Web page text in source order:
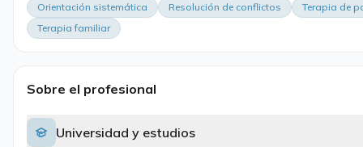
Orientación sistemática
Resolución de conflictos
Terapia de
Terapia familiar
Sobre el profesional
Universidad y estudios